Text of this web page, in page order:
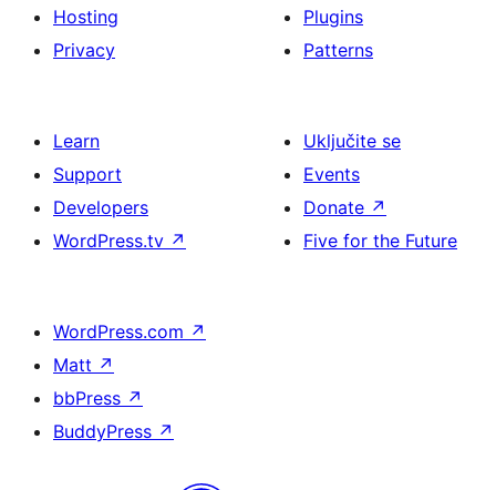
Hosting
Privacy
Plugins
Patterns
Learn
Support
Developers
WordPress.tv ↗
Uključite se
Events
Donate ↗
Five for the Future
WordPress.com ↗
Matt ↗
bbPress ↗
BuddyPress ↗